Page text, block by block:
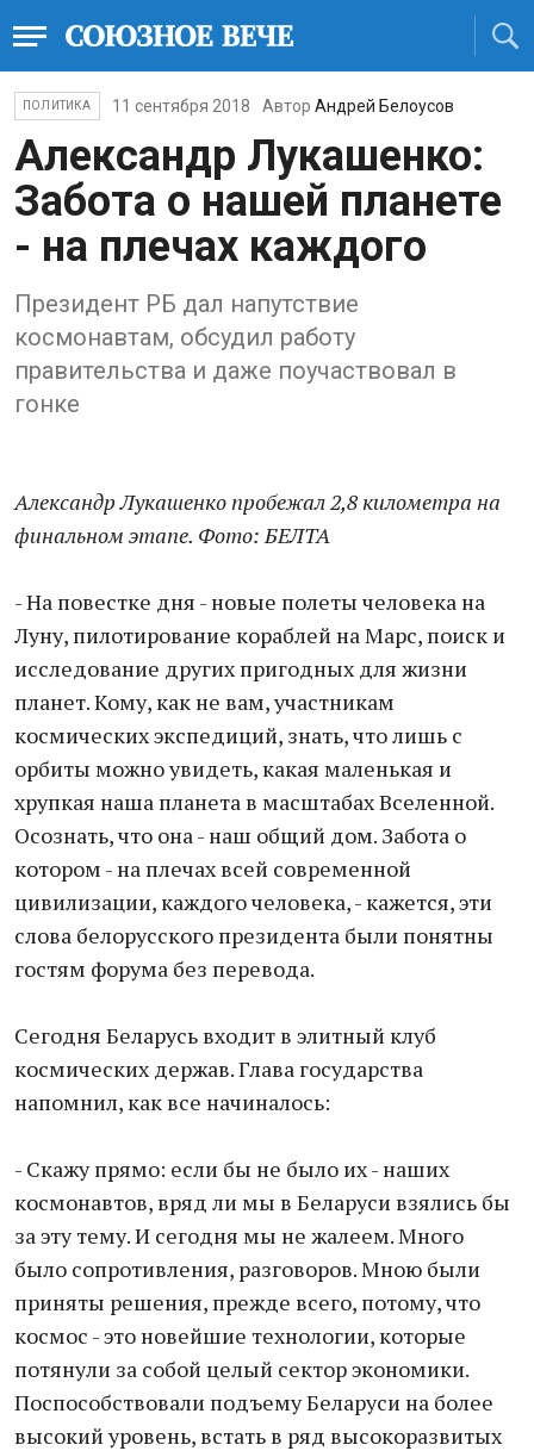
ПОЛИТИКА 11 сентября 2018 Автор Андрей Белоусов
Александр Лукашенко:
Забота о нашей планете
- на плечах каждого
Президент РБ дал напутствие
космонавтам, обсудил работу
правительства и даже поучаствовал в
гонке
Александр Лукашенко пробежал 2,8 километра на
финальном этапе. Фото: БЕЛТА
- На повестке дня - новые полеты человека на
Луну, пилотирование кораблей на Марс, поиск и
исследование других пригодных для жизни
планет. Кому, как не вам, участникам
космических экспедиций, знать, что лишь с
орбиты можно увидеть, какая маленькая и
хрупкая наша планета в масштабах Вселенной.
Осознать, что она - наш общий дом. Забота о
котором - на плечах всей современной
цивилизации, каждого человека, - кажется, эти
слова белорусского президента были понятны
гостям форума без перевода.
Сегодня Беларусь входит в элитный клуб
космических держав. Глава государства
напомнил, как все начиналось:
- Скажу прямо: если бы не было их - наших
космонавтов, вряд ли мы в Беларуси взялись бы
за эту тему. И сегодня мы не жалеем. Много
было сопротивления, разговоров. Мною были
приняты решения, прежде всего, потому, что
космос - это новейшие технологии, которые
потянули за собой целый сектор экономики.
Поспособствовали подъему Беларуси на более
высокий уровень, встать в ряд высокоразвитых